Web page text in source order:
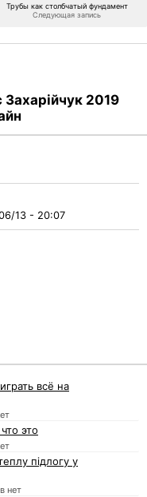
Трубы как столбчатый фундамент
Следующая запись
2019
13 - 20:07
всё на
это
підлогу у
нет